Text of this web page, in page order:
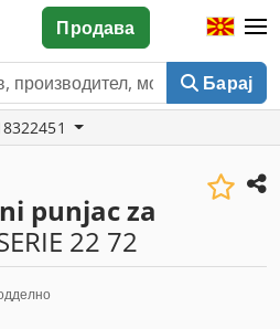
Барај
Продава
punjac za
22 72